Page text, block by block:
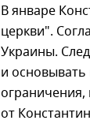
В январе
церкви".
Украины.
и основывать
от